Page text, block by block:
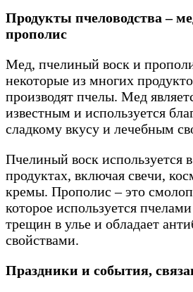
Продукты пчеловодства –
прополис
Мед, пчелиный воск и
некоторые из многих
производят пчелы. Мед
известным и используется
сладкому вкусу и лечебным
Пчелиный воск используется
продуктах, включая свечи,
кремы. Прополис – это
которое используется
трещин в улье и обладает
свойствами.
Праздники и события,